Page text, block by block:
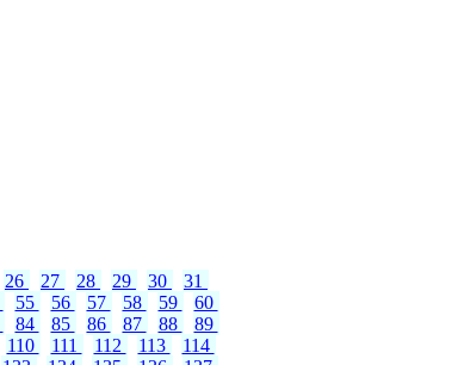
26 27 28 29 30
31
55 56 57 58 59
60
84 85 86 87 88
89
110 111 112 113
114